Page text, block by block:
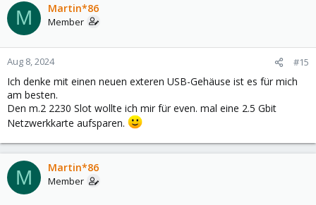
M Martin*86
Member
Aug 8, 2024 #15
Ich denke mit einen neuen exteren USB-Gehäuse ist es für mich
am besten.
Den m.2 2230 Slot wollte ich mir für even. mal eine 2.5 Gbit
Netzwerkkarte aufsparen.
M Martin*86
Member